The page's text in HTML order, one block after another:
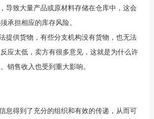
导致大量产品或原材料存储在仓库中，这会
承担相应的库存风险。
提供货物，有些分支机构没有货物，也无法
应太低，卖方有很多意见，这就是为什么许
销售收入也受到重大影响。
息得到了充分的组织和有效的传递，从而可